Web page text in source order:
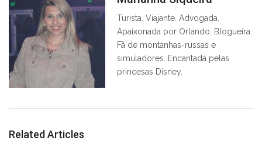
Turista. Viajante. Advogada.
Apaixonada por Orlando. Blogueira.
Fã de montanhas-russas e
simuladores. Encantada pelas
princesas Disney.
Related Articles